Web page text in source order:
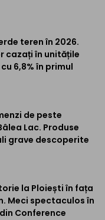
teren în 2026.
cazați în unitățile
6,8% în primul
de peste
Lac. Produse
grave descoperite
la Ploiești în fața
Meci spectaculos în
Conference